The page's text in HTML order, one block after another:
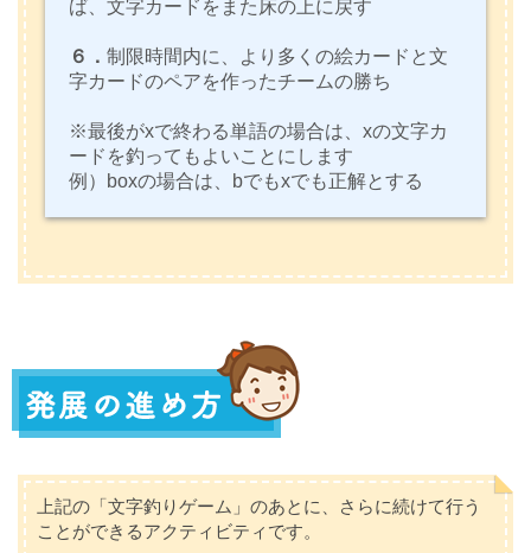
ば、文字カードをまた床の上に戻す
６．制限時間内に、より多くの絵カードと文
字カードのペアを作ったチームの勝ち
※最後がxで終わる単語の場合は、xの文字カ
ードを釣ってもよいことにします
例）boxの場合は、bでもxでも正解とする
上記の「文字釣りゲーム」のあとに、さらに続けて行う
ことができるアクティビティです。